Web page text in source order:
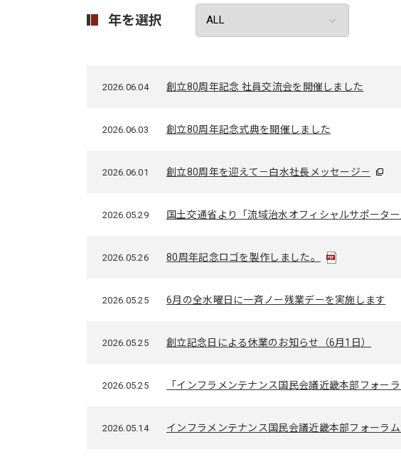
年を選択
2026.06.04 創立80周年記念 社員交流会を開催しました
2026.06.03 創立80周年記念式典を開催しました
2026.06.01 創立80周年を迎えて－白水社長メッセージ－
2026.05.29 国土交通省より「流域治水オフィシャルサポータ
2026.05.26 80周年記念ロゴを製作しました。
2026.05.25 6月の全水曜日に一斉ノー残業デーを実施します
2026.05.25 創立記念日による休業のお知らせ（6月1日）
2026.05.25 「インフラメンテナンス国民会議近畿本部フォー
2026.05.14 インフラメンテナンス国民会議近畿本部フォーラ